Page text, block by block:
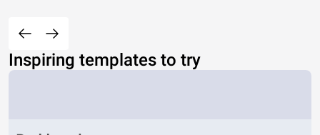
Inspiring templates to try